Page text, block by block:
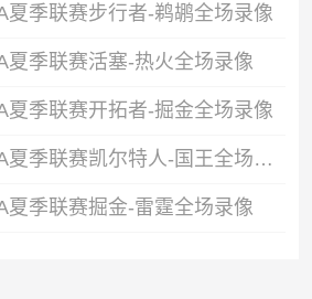
夏季联赛步行者-鹈鹕全场录像
夏季联赛活塞-热火全场录像
夏季联赛开拓者-掘金全场录像
07月16日NBA夏季联赛凯尔特人-国王全场录像
夏季联赛掘金-雷霆全场录像